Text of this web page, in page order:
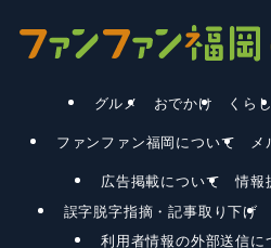
グルメ おでかけ くらし
ファンファン福岡について メ
広告掲載について
情報
誤字脱字指摘・記事取り下げ
利用者情報の外部送信に